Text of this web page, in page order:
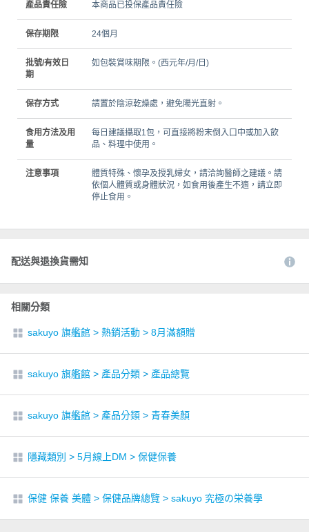
產品責任險 本商品已投保產品責任險
保存期限 24個月
批號/有效日
期
如包裝賞味期限。(西元年/月/日)
保存方式 請置於陰涼乾燥處，避免陽光直射。
食用方法及用
量
每日建議攝取1包，可直接將粉末倒入口中或加入飲
品、料理中使用。
注意事項
體質特殊、懷孕及授乳婦女，請洽詢醫師之建議。請
依個人體質或身體狀況，如食用後產生不適，請立即
停止食用。
配送與退換貨需知
相關分類
sakuyo 旗艦館 > 熱銷活動 > 8月滿額贈
sakuyo 旗艦館 > 產品分類 > 產品總覽
sakuyo 旗艦館 > 產品分類 > 青春美顏
隱藏類別 > 5月線上DM > 保健保養
保健 保養 美體 > 保健品牌總覽 > sakuyo 究極の栄養學